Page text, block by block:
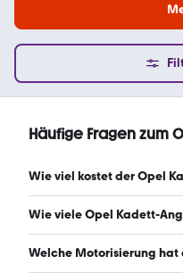
Häufige Fragen zum
Wie viel kostet der Opel
Ein guter Preis für einen
Wie viele Opel Kadett-
Es gibt insgesamt 32
Welche Motorisierung hat